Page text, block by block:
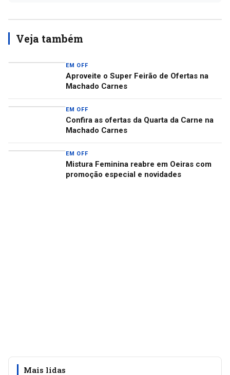
Veja também
EM OFF
Aproveite o Super Feirão de Ofertas na
Machado Carnes
EM OFF
Confira as ofertas da Quarta da Carne na
Machado Carnes
EM OFF
Mistura Feminina reabre em Oeiras com
promoção especial e novidades
Mais lidas